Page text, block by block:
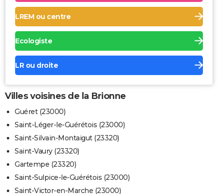
LREM ou centre
Ecologiste
LR ou droite
Villes voisines de la Brionne
Guéret (23000)
Saint-Léger-le-Guérétois (23000)
Saint-Silvain-Montaigut (23320)
Saint-Vaury (23320)
Gartempe (23320)
Saint-Sulpice-le-Guérétois (23000)
Saint-Victor-en-Marche (23000)